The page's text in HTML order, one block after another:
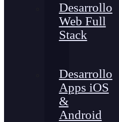
Desarrollo
Web Full
Stack
Desarrollo
Apps iOS
&
Android